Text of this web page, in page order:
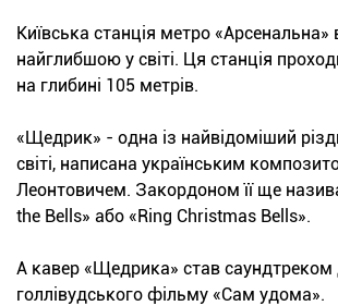
Київська станція метро
найглибшою у світі. Ця станція
на глибині 105 метрів.
«Щедрик» - одна із найвідоміший
світі, написана українським
Леонтовичем. Закордоном її ще
the Bells» або «Ring Christmas Bells».
А кавер «Щедрика» став саундтреком
голлівудського фільму «Сам удома».